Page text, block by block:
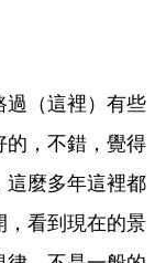
（這裡）有些
的，不錯，覺得
這麼多年這裡都
，看到現在的景